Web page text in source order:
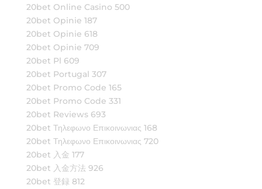
20bet Online Casino 500
20bet Opinie 187
20bet Opinie 618
20bet Opinie 709
20bet Pl 609
20bet Portugal 307
20bet Promo Code 165
20bet Promo Code 331
20bet Reviews 693
20bet Τηλεφωνο Επικοινωνιας 168
20bet Τηλεφωνο Επικοινωνιας 720
20bet 入金 177
20bet 入金方法 926
20bet 登録 812